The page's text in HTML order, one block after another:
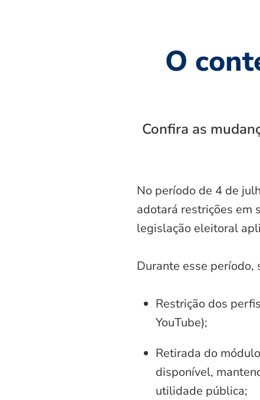
O
Confira as
No período de 4 de
adotará restrições em
legislação eleitoral
Durante esse período,
Restrição dos
YouTube);
Retirada do
disponível,
utilidade pública;